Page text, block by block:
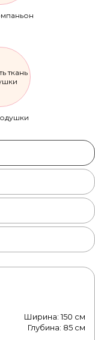
ткань
Ширина: 150 см
Глубина: 85 см